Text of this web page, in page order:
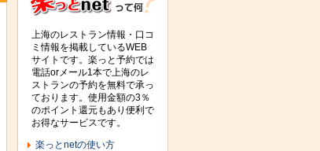
上海のレストラン情報・口コ
ミ情報を掲載しているWEB
サイトです。楽っと予約では
電話orメール1本で上海のレ
ストランの予約を無料で承っ
ております。使用金額の3％
のポイント還元もあり便利で
お得なサービスです。
楽っとnetの使い方